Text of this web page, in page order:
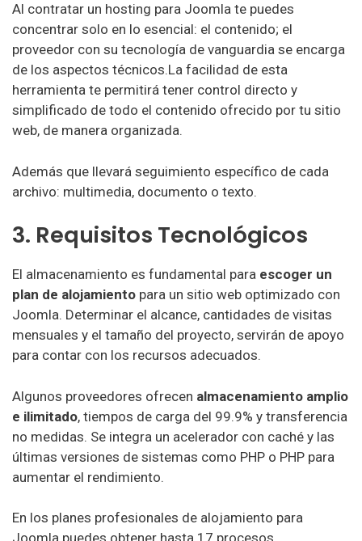
AlsolNet Hosting
Efemosse Hosting
UltraSitios Hosting
NUThost Hosting
WNPower Hosting
Hosting Colombia
Dongee Hosting
Mi.Com.Co Hosting
Colombia Hosting
Latinoamerica Hosting
ColombiaRedes Hosting
Conexcol Hosting
ClickPanda Hosting
Wink Hosting
Al contratar un hosting para Joomla te puedes
concentrar solo en lo esencial: el contenido; el
proveedor con su tecnología de vanguardia se encarga
de los aspectos técnicos.La facilidad de esta
herramienta te permitirá tener control directo y
simplificado de todo el contenido ofrecido por tu sitio
web, de manera organizada.
Además que llevará seguimiento específico de cada
archivo: multimedia, documento o texto.
3. Requisitos Tecnológicos
El almacenamiento es fundamental para escoger un
plan de alojamiento para un sitio web optimizado con
Joomla. Determinar el alcance, cantidades de visitas
mensuales y el tamaño del proyecto, servirán de apoyo
para contar con los recursos adecuados.
Algunos proveedores ofrecen almacenamiento amplio
e ilimitado, tiempos de carga del 99.9% y transferencia
no medidas. Se integra un acelerador con caché y las
últimas versiones de sistemas como PHP o PHP para
aumentar el rendimiento.
En los planes profesionales de alojamiento para